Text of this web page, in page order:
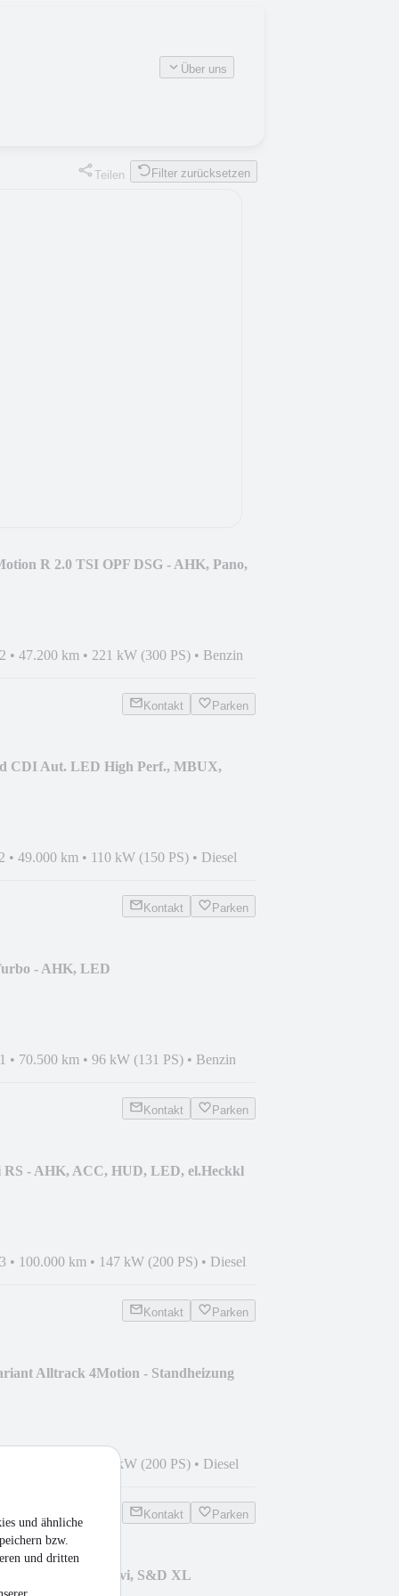
und ähnliche
bzw.
und dritten
Über uns
Teilen Filter zurücksetzen
R 2.0 TSI OPF DSG - AHK, Pano,
• 47.200 km • 221 kW (300 PS) • Benzin
Kontakt Parken
CDI Aut. LED High Perf., MBUX,
• 49.000 km • 110 kW (150 PS) • Diesel
Kontakt Parken
- AHK, LED
• 70.500 km • 96 kW (131 PS) • Benzin
Kontakt Parken
RS - AHK, ACC, HUD, LED, el.Heckkl
• 100.000 km • 147 kW (200 PS) • Diesel
Kontakt Parken
Alltrack 4Motion - Standheizung
147 kW (200 PS) • Diesel
Kontakt Parken
- AHK, LED, Navi, S&D XL